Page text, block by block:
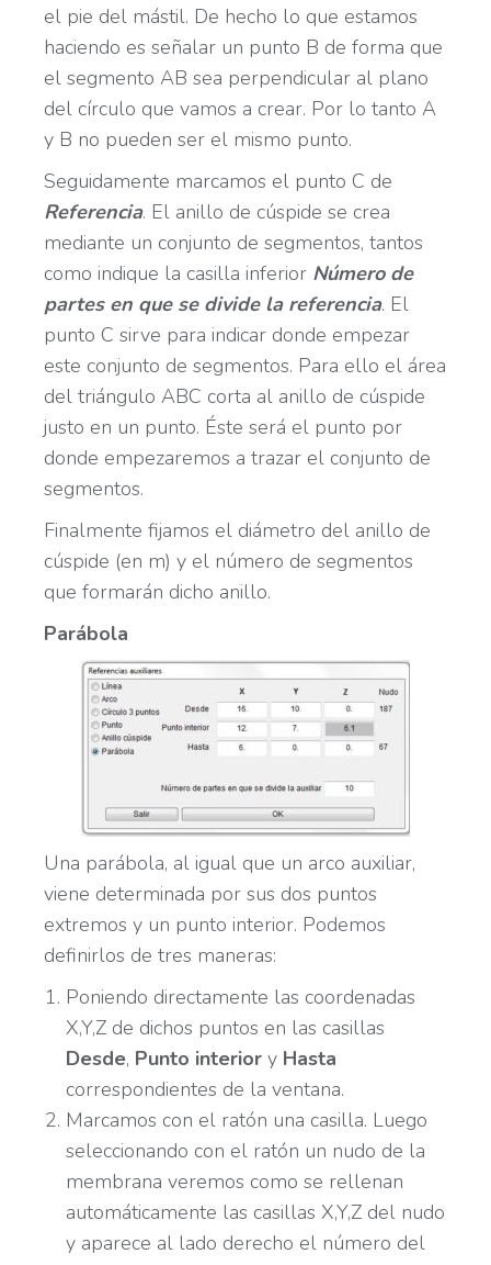
el pie del mástil. De hecho lo que estamos
haciendo es señalar un punto B de forma que
el segmento AB sea perpendicular al plano
del círculo que vamos a crear. Por lo tanto A
y B no pueden ser el mismo punto.
Seguidamente marcamos el punto C de
Referencia. El anillo de cúspide se crea
mediante un conjunto de segmentos, tantos
como indique la casilla inferior Número de
partes en que se divide la referencia. El
punto C sirve para indicar donde empezar
este conjunto de segmentos. Para ello el área
del triángulo ABC corta al anillo de cúspide
justo en un punto. Éste será el punto por
donde empezaremos a trazar el conjunto de
segmentos.
Finalmente fijamos el diámetro del anillo de
cúspide (en m) y el número de segmentos
que formarán dicho anillo.
Parábola
Una parábola, al igual que un arco auxiliar,
viene determinada por sus dos puntos
extremos y un punto interior. Podemos
definirlos de tres maneras:
Poniendo directamente las coordenadas
X,Y,Z de dichos puntos en las casillas
Desde, Punto interior y Hasta
correspondientes de la ventana.
Marcamos con el ratón una casilla. Luego
seleccionando con el ratón un nudo de la
membrana veremos como se rellenan
automáticamente las casillas X,Y,Z del nudo
y aparece al lado derecho el número del